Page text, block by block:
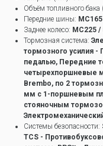
Объём топливного бака
Передние шины:
Заднее колесо: MC225 /
Тормозная система:
тормозного усилия -
педалью, Передние
четырехпоршневые
Brembo, по 2
мм с 1-поршневым
стояночным
Системы безопасности:
TCS -